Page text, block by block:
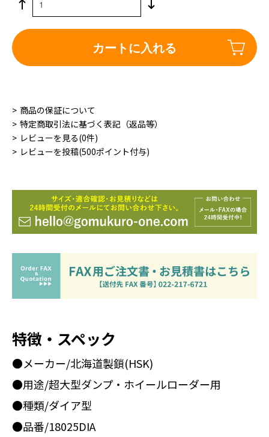
カートに入れる
商品の保証について
特定商取引法に基づく表記（返品等）
レビューを見る(0件)
レビューを投稿(500ポイント付与)
特徴・スペック
●メーカー/北海道製鎖(HSK)
●用途/超大型ダンプ・ホイールローダー用
●種類/ダイア型
●品番/18025DIA